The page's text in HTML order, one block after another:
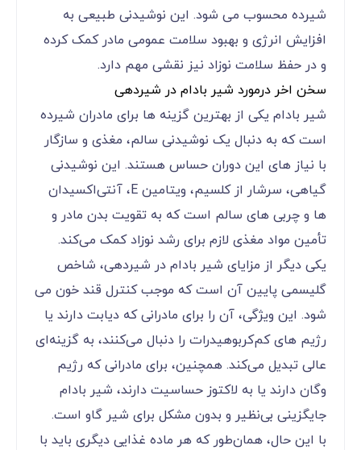
شیرده محسوب می‌ شود. این نوشیدنی طبیعی به
افزایش انرژی و بهبود سلامت عمومی مادر کمک کرده
و در حفظ سلامت نوزاد نیز نقشی مهم دارد.
سخن اخر درمورد شیر بادام در شیردهی
شیر بادام یکی از بهترین گزینه‌ ها برای مادران شیرده
است که به دنبال یک نوشیدنی سالم، مغذی و سازگار
با نیاز های این دوران حساس هستند. این نوشیدنی
گیاهی، سرشار از کلسیم، ویتامین E، آنتی‌اکسیدان‌
ها و چربی ‌های سالم است که به تقویت بدن مادر و
تأمین مواد مغذی لازم برای رشد نوزاد کمک می‌کند.
یکی دیگر از مزایای شیر بادام در شیردهی، شاخص
گلیسمی پایین آن است که موجب کنترل قند خون می‌
شود. این ویژگی، آن را برای مادرانی که دیابت دارند یا
رژیم ‌های کم‌کربوهیدرات را دنبال می‌کنند، به گزینه‌ای
عالی تبدیل می‌کند. همچنین، برای مادرانی که رژیم
وگان دارند یا به لاکتوز حساسیت دارند، شیر بادام
جایگزینی بی‌نظیر و بدون مشکل برای شیر گاو است.
با این حال، همان‌طور که هر ماده غذایی دیگری باید با